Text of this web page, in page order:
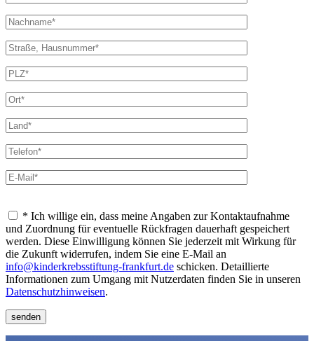
* Ich willige ein, dass meine Angaben zur Kontaktaufnahme
und Zuordnung für eventuelle Rückfragen dauerhaft gespeichert
werden. Diese Einwilligung können Sie jederzeit mit Wirkung für
die Zukunft widerrufen, indem Sie eine E-Mail an
info@kinderkrebsstiftung-frankfurt.de schicken. Detaillierte
Informationen zum Umgang mit Nutzerdaten finden Sie in unseren
Datenschutz­hinweisen.